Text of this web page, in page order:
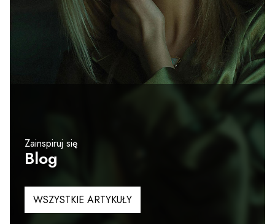
Zainspiruj się
Blog
WSZYSTKIE ARTYKUŁY